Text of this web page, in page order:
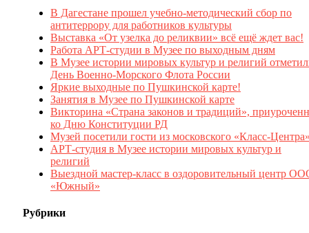
В Дагестане прошел учебно-методический сбор по
антитеррору для работников культуры
Выставка «От узелка до реликвии» всё ещё ждет вас!
Работа АРТ-студии в Музее по выходным дням
В Музее истории мировых культур и религий
День Военно-Морского Флота России
Яркие выходные по Пушкинской карте!
Занятия в Музее по Пушкинской карте
Викторина «Страна законов и традиций»,
ко Дню Конституции РД
Музей посетили гости из московского «Класс-
АРТ-студия в Музее истории мировых культур и
религий
Выездной мастер-класс в оздоровительный центр
«Южный»
Рубрики